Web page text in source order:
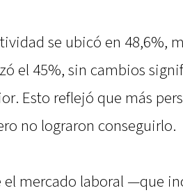
se ubicó en 48,6%,
el 45%, sin cambios
Esto reflejó que más
no lograron conseguirlo.
el mercado laboral —que